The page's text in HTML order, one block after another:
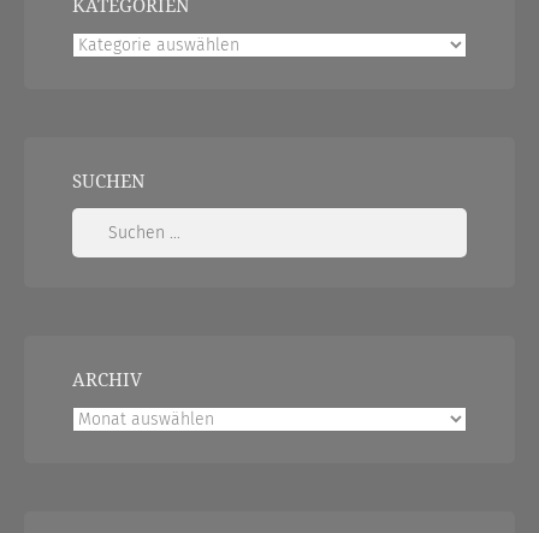
KATEGORIEN
Kategorien
SUCHEN
Suchen
ARCHIV
Archiv